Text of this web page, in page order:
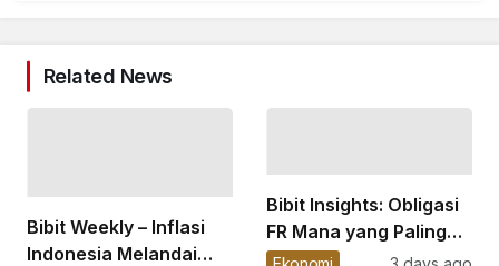
Related News
Bibit Weekly – Inflasi
Indonesia Melandai
Bibit Insights: Obligasi
FR Mana yang Paling
Menarik Saat Ini?